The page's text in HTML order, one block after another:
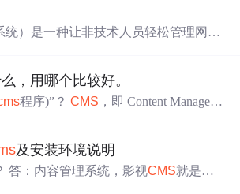
接标记为黑色(目的就是让这种对象在
下来，待下一轮gc的时候重新扫描，
能还不如你不动的情况，没必要。被
阶段将以多线程执行（因此，多个G
用程序线程并行工作）。
统）是一种让非技术人员轻松管理网站
（平衡），以及电商、博客等垂直
富文本编辑、模板管理、权限控制和S
，用哪个比较好。
程序)”？CMS ，即 Content Managem
速度和减少开发的成本。网站内容管
限于文本处理，它也可以处理图片、F
及安装环境说明
是什么？ 答：内容管理系统，影视CMS就是影